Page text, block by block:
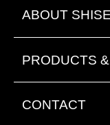
ABOUT
PRODUCTS
CONTACT